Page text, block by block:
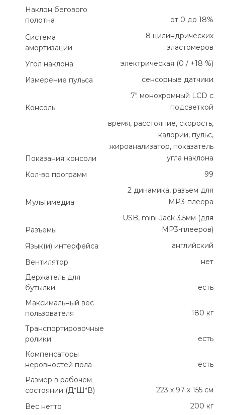
Наклон бегового
полотна
от 0 до 18%
Система
амортизации
8 цилиндрических
эластомеров
Угол наклона
электрическая (0 / +18 %)
Измерение пульса
сенсорные датчики
Консоль
7" монохромный LCD с
подсветкой
Показания консоли
время, расстояние, скорость,
калории, пульс,
жироанализатор, показатель
угла наклона
Кол-во программ
99
Мультимедиа
2 динамика, разъем для
МР3-плеера
Разъемы
USB, mini-Jack 3.5мм (для
MP3-плееров)
Язык(и) интерфейса
английский
Вентилятор
нет
Держатель для
бутылки
есть
Максимальный вес
пользователя
180 кг
Транспортировочные
ролики
есть
Компенсаторы
неровностей пола
есть
Размер в рабочем
состоянии (Д*Ш*В)
223 х 97 х 155 см
Вес нетто
200 кг